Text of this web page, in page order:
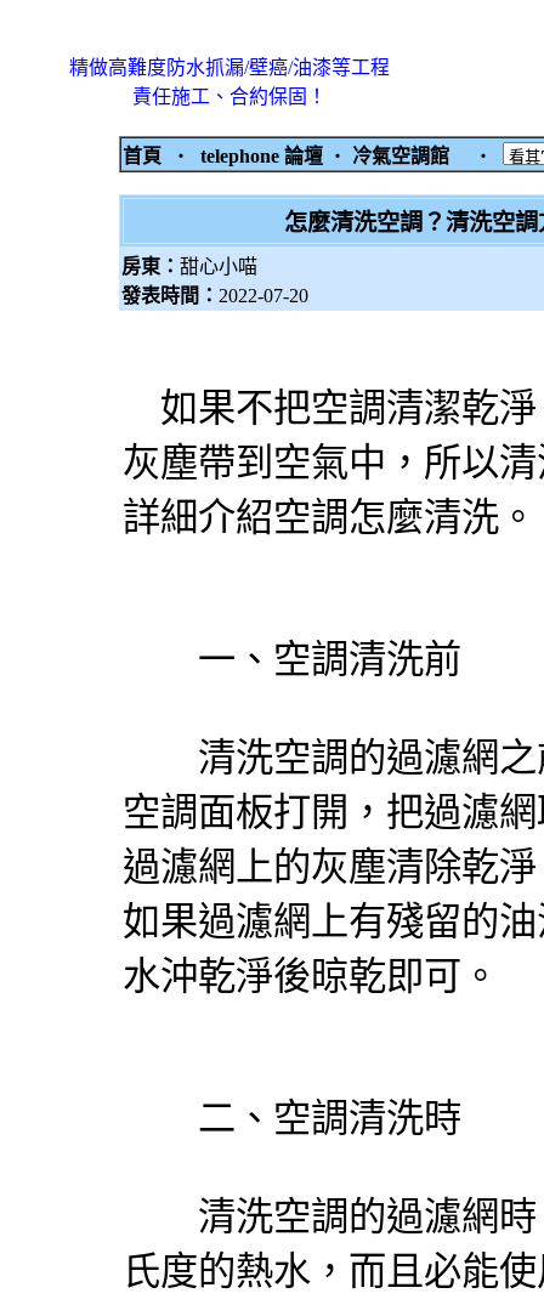
精做高難度防水抓漏/壁癌/油漆等工程
責任施工、合約保固！
首頁 ‧ telephone 論壇 ‧ 冷氣空調館 ‧
怎麼清洗空調？清洗空
房東： 甜心小喵
發表時間： 2022-07-20
如果不把空調清潔乾
灰塵帶到空氣中，所以
詳細介紹空調怎麼清洗。
一、空調清洗前
清洗空調的過濾網之
空調面板打開，把過濾
過濾網上的灰塵清除乾
如果過濾網上有殘留的
水沖乾淨後晾乾即可。
二、空調清洗時
清洗空調的過濾網時
氏度的熱水，而且必能